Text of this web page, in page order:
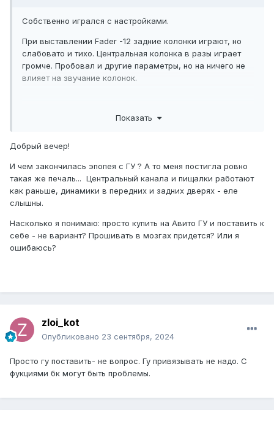
Собственно игрался с настройками.
При выставлении Fader -12 задние колонки играют, но
слабовато и тихо. Центральная колонка в разы играет
громче. Пробовал и другие параметры, но на ничего не
влияет на звучание колонок.
В чем же ещё может быть проблема?
Показать
Добрый вечер!
И чем закончилась эпопея с ГУ ? А то меня постигла ровно
такая же печаль... Центральный канала и пищалки работают
как раньше, динамики в передних и задних дверях - еле
слышны.
Насколько я понимаю: просто купить на Авито ГУ и поставить к
себе - не вариант? Прошивать в мозгах придется? Или я
ошибаюсь?
zloi_kot
Опубликовано 23 сентября, 2024
Просто гу поставить- не вопрос. Гу привязывать не надо. С
фукциями бк могут быть проблемы.